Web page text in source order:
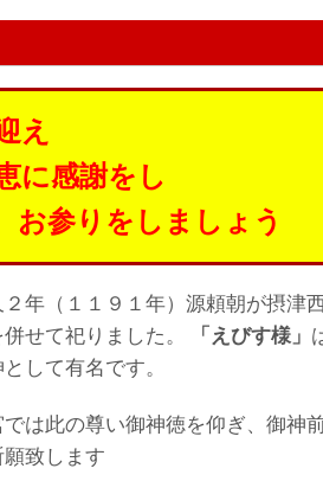
え
に感謝をし
お参りをしましょう
年（１１９１年）源頼朝が摂津
せて祀りました。
「えびす様」
して有名です。
は此の尊い御神徳を仰ぎ、御神
致します